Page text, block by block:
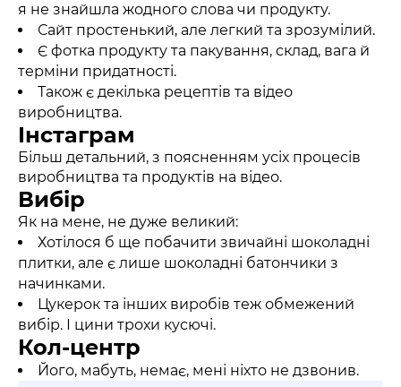
я не знайшла жодного слова чи продукту.
Сайт простенький, але легкий та зрозумілий.
Є фотка продукту та пакування, склад, вага й
терміни придатності.
Також є декілька рецептів та відео
виробництва.
Інстаграм
Більш детальний, з поясненням усіх процесів
виробництва та продуктів на відео.
Вибір
Як на мене, не дуже великий:
Хотілося б ще побачити звичайні шоколадні
плитки, але є лише шоколадні батончики з
начинками.
Цукерок та інших виробів теж обмежений
вибір. І цини трохи кусючі.
Кол-центр
Його, мабуть, немає, мені ніхто не дзвонив.